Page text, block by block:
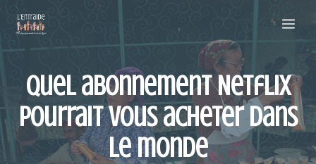
Aller
contenu
Quel abonnement Netflix
pourrait vous acheter dans
le monde